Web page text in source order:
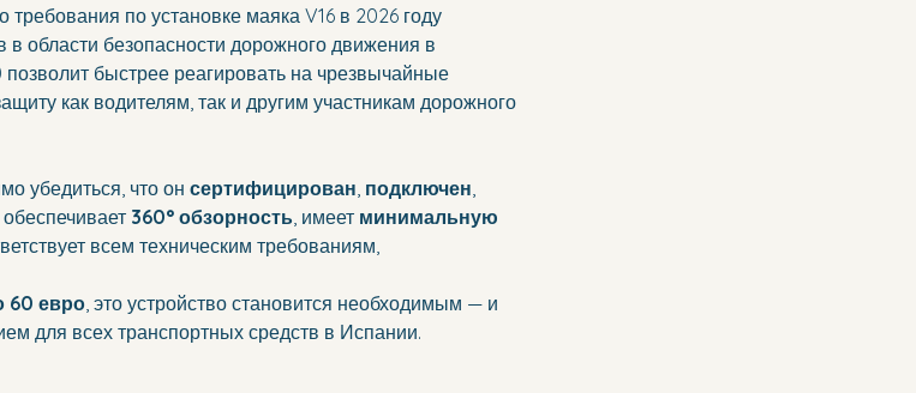
требования по установке маяка V16 в 2026 году
области безопасности дорожного движения в
быстрее реагировать на чрезвычайные
как водителям, так и другим участникам дорожного
убедиться, что он сертифицирован подключен
обеспечивает 360° обзорность , имеет минимальную
всем техническим требованиям,
60 евро , это устройство становится необходимым — и
для всех транспортных средств в Испании.